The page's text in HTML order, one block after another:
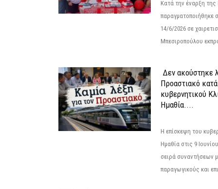
Κατά την έναρξη
παραγματοποιήθηκε
14/6/2026 σε
Μπεσιροπούλου
Δεν ακούστηκε
Προαστιακό
κυβερνητικού
Ημαθία....
Η επίσκεψη του
Ημαθία στις 9
σειρά συναντήσεων
παραγωγικούς και